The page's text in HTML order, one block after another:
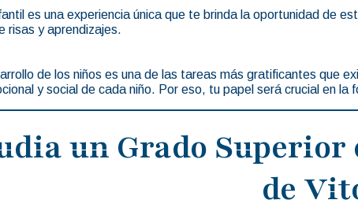
es una experiencia única que te brinda la oportunidad de
risas y aprendizajes.
de los niños es una de las tareas más gratificantes que
y social de cada niño. Por eso, tu papel será crucial en la
un Grado
de